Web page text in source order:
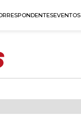
EVENTOS